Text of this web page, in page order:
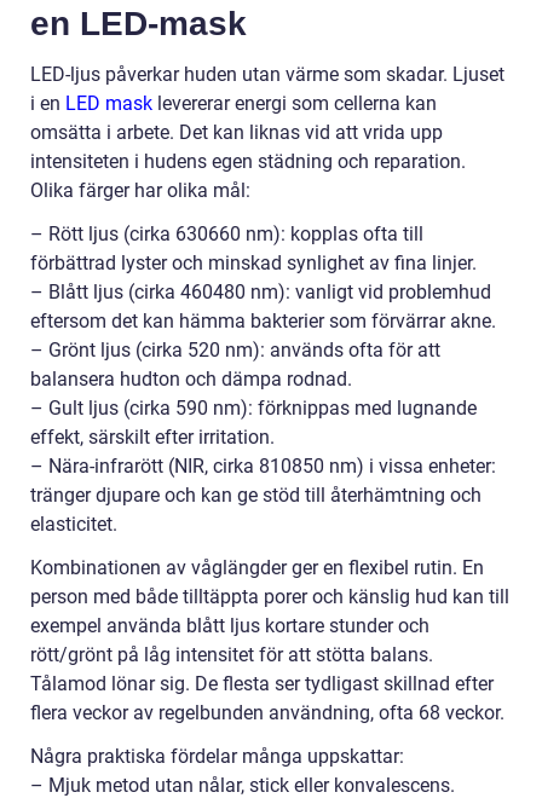
en LED-mask
LED-ljus påverkar huden utan värme som skadar. Ljuset
i en LED mask levererar energi som cellerna kan
omsätta i arbete. Det kan liknas vid att vrida upp
intensiteten i hudens egen städning och reparation.
Olika färger har olika mål:
– Rött ljus (cirka 630660 nm): kopplas ofta till
förbättrad lyster och minskad synlighet av fina linjer.
– Blått ljus (cirka 460480 nm): vanligt vid problemhud
eftersom det kan hämma bakterier som förvärrar akne.
– Grönt ljus (cirka 520 nm): används ofta för att
balansera hudton och dämpa rodnad.
– Gult ljus (cirka 590 nm): förknippas med lugnande
effekt, särskilt efter irritation.
– Nära-infrarött (NIR, cirka 810850 nm) i vissa enheter:
tränger djupare och kan ge stöd till återhämtning och
elasticitet.
Kombinationen av våglängder ger en flexibel rutin. En
person med både tilltäppta porer och känslig hud kan till
exempel använda blått ljus kortare stunder och
rött/grönt på låg intensitet för att stötta balans.
Tålamod lönar sig. De flesta ser tydligast skillnad efter
flera veckor av regelbunden användning, ofta 68 veckor.
Några praktiska fördelar många uppskattar:
– Mjuk metod utan nålar, stick eller konvalescens.